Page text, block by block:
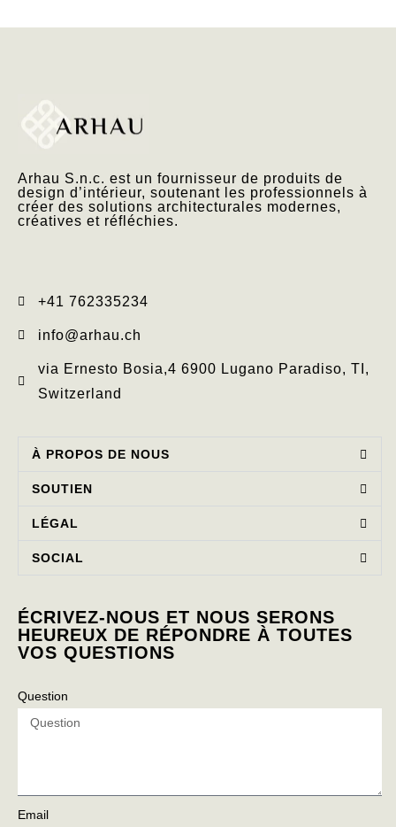
Arhau S.n.c. est un fournisseur de produits de
design d’intérieur, soutenant les professionnels à
créer des solutions architecturales modernes,
créatives et réfléchies.
+41 762335234​
info@arhau.ch
via Ernesto Bosia,4 6900 Lugano Paradiso, TI,
Switzerland
À PROPOS DE NOUS
SOUTIEN
LÉGAL
SOCIAL
ÉCRIVEZ-NOUS ET NOUS SERONS
HEUREUX DE RÉPONDRE À TOUTES
VOS QUESTIONS
Question
Email